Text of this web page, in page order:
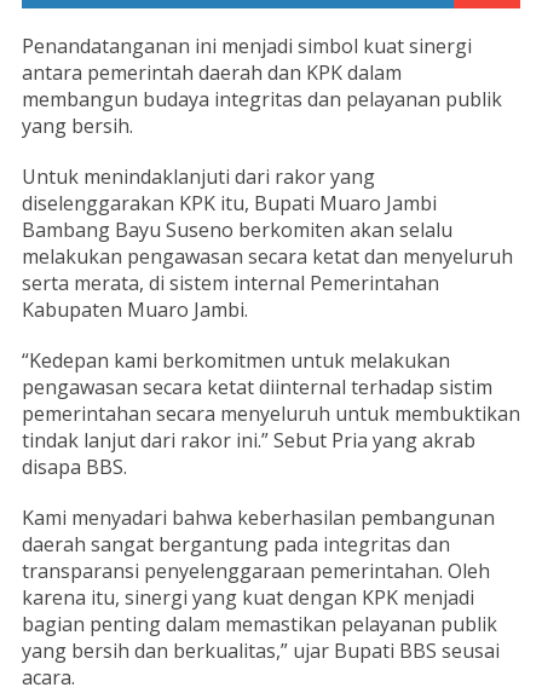
Penandatanganan ini menjadi simbol kuat sinergi
antara pemerintah daerah dan KPK dalam
membangun budaya integritas dan pelayanan publik
yang bersih.
Untuk menindaklanjuti dari rakor yang
diselenggarakan KPK itu, Bupati Muaro Jambi
Bambang Bayu Suseno berkomiten akan selalu
melakukan pengawasan secara ketat dan menyeluruh
serta merata, di sistem internal Pemerintahan
Kabupaten Muaro Jambi.
“Kedepan kami berkomitmen untuk melakukan
pengawasan secara ketat diinternal terhadap sistim
pemerintahan secara menyeluruh untuk membuktikan
tindak lanjut dari rakor ini.” Sebut Pria yang akrab
disapa BBS.
Kami menyadari bahwa keberhasilan pembangunan
daerah sangat bergantung pada integritas dan
transparansi penyelenggaraan pemerintahan. Oleh
karena itu, sinergi yang kuat dengan KPK menjadi
bagian penting dalam memastikan pelayanan publik
yang bersih dan berkualitas,” ujar Bupati BBS seusai
acara.